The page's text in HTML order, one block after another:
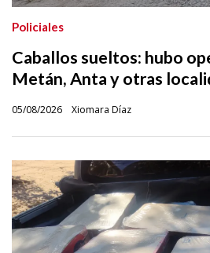
Caballos sueltos: hubo
Metán, Anta y otras
Xiomara Díaz
Policiales
05/08/2026